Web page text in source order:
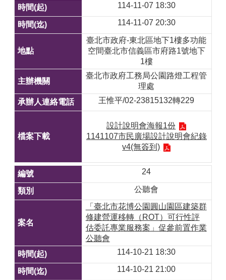
114-11-07 18:30
114-11-07 20:30
臺北市政府-東北區地下1樓多功能
空間臺北市信義區市府路1號地下
1樓
臺北市政府工務局公園路燈工程管
理處
王惟平/02-23815132轉229
設計說明會海報1份
1141107市民廣場設計說明會紀錄
v4(無簽到)
24
公聽會
「臺北市花博公園圓山園區建築群
修建營運移轉（ROT）可行性評
估委託專業服務案」促參前置作業
公聽會
114-10-21 18:30
114-10-21 21:00